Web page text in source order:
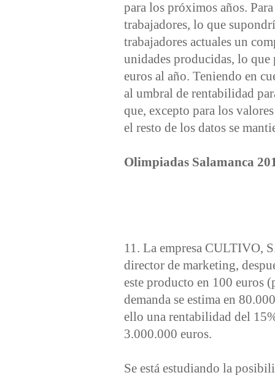
para los próximos años.
trabajadores, lo que
trabajadores actuales un
unidades producidas, lo
euros al año. Teniendo en
al umbral de rentabilidad
que, excepto para los
el resto de los datos se
Olimpiadas Salamanca
11. La empresa CULTIVO,
director de marketing,
este producto en 100 euros
demanda se estima en
ello una rentabilidad del
3.000.000 euros.
Se está estudiando la